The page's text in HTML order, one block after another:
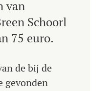
van
Schoorl
75 euro.
de bij de
gevonden